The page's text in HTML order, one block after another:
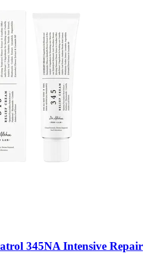
345NA Intensive Repair